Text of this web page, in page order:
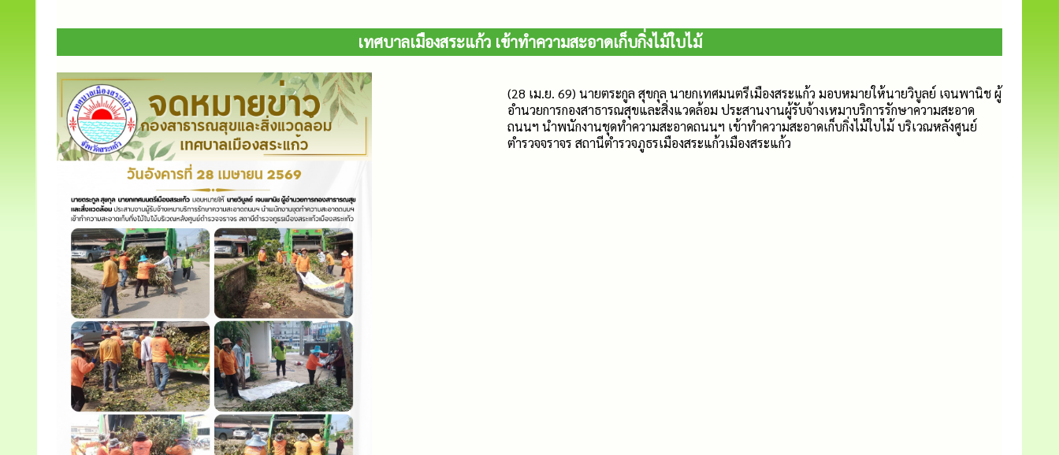
เทศบาลเมืองสระแก้ว เข้าทำความสะอาดเก็บกิ่งไม้ใบไม้
(28 เม.ย. 69) นายตระกูล สุขกุล นายกเทศมนตรีเมืองสระแก้ว มอบหมายให้นายวิบูลย์ เจนพานิช ผู้
อำนวยการกองสาธารณสุขและสิ่งแวดล้อม ประสานงานผู้รับจ้างเหมาบริการรักษาความสะอาด
ถนนฯ นำพนักงานชุดทำความสะอาดถนนฯ เข้าทำความสะอาดเก็บกิ่งไม้ใบไม้ บริเวณหลังศูนย์
ตำรวจจราจร สถานีตำรวจภูธรเมืองสระแก้วเมืองสระแก้ว